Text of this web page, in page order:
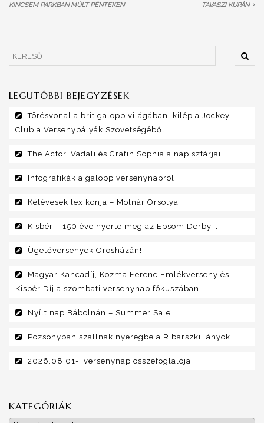
KINCSEM PARKBAN MÚLT PÉNTEKEN
TAVASZI KUPÁN
LEGUTÓBBI BEJEGYZÉSEK
Törésvonal a brit galopp világában: kilép a Jockey
Club a Versenypályák Szövetségéből
The Actor, Vadali és Gräfin Sophia a nap sztárjai
Infografikák a galopp versenynapról
Kétévesek lexikonja – Molnár Orsolya
Kisbér – 150 éve nyerte meg az Epsom Derby-t
Ügetőversenyek Orosházán!
Magyar Kancadíj, Kozma Ferenc Emlékverseny és
Kisbér Díj a szombati versenynap fókuszában
Nyílt nap Bábolnán – Summer Sale
Pozsonyban szállnak nyeregbe a Ribárszki lányok
2026.08.01-i versenynap összefoglalója
KATEGÓRIÁK